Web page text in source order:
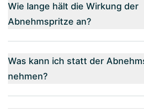
Wie lange hält die Wirkung der
Abnehmspritze an?
Was kann ich statt der
nehmen?